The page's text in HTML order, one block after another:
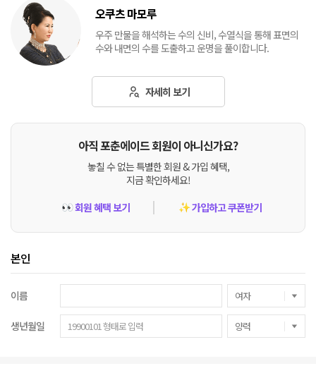
오쿠츠 마모루
우주 만물을 해석하는 수의 신비, 수열식을 통해 표면의
수와 내면의 수를 도출하고 운명을 풀이합니다.
자세히 보기
아직 포춘에이드 회원이 아니신가요?
놓칠 수 없는 특별한 회원 & 가입 혜택,
지금 확인하세요!
👀회원 혜택 보기 ✨가입하고 쿠폰받기
본인
이름
생년월일